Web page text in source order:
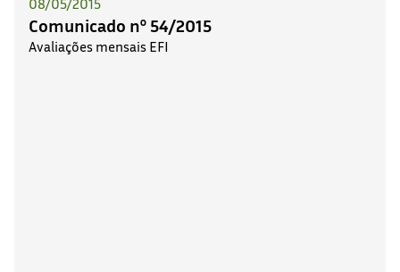
Comunicado nº 54/2015
Avaliações mensais EFI